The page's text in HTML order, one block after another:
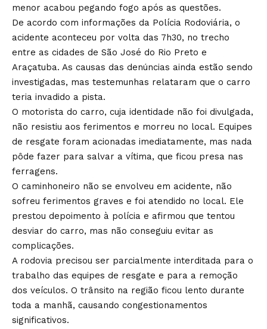
menor acabou pegando fogo após as questões.
De acordo com informações da Polícia Rodoviária, o
acidente aconteceu por volta das 7h30, no trecho
entre as cidades de São José do Rio Preto e
Araçatuba. As causas das denúncias ainda estão sendo
investigadas, mas testemunhas relataram que o carro
teria invadido a pista.
O motorista do carro, cuja identidade não foi divulgada,
não resistiu aos ferimentos e morreu no local. Equipes
de resgate foram acionadas imediatamente, mas nada
pôde fazer para salvar a vítima, que ficou presa nas
ferragens.
O caminhoneiro não se envolveu em acidente, não
sofreu ferimentos graves e foi atendido no local. Ele
prestou depoimento à polícia e afirmou que tentou
desviar do carro, mas não conseguiu evitar as
complicações.
A rodovia precisou ser parcialmente interditada para o
trabalho das equipes de resgate e para a remoção
dos veículos. O trânsito na região ficou lento durante
toda a manhã, causando congestionamentos
significativos.